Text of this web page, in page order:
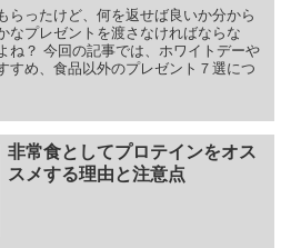
らったけど、何を返せば良いか分から
なプレゼントを渡さなければならな
ね？ 今回の記事では、ホワイトデーや
すめ、食品以外のプレゼント７選につ
非常食としてプロテインをオス
スメする理由と注意点